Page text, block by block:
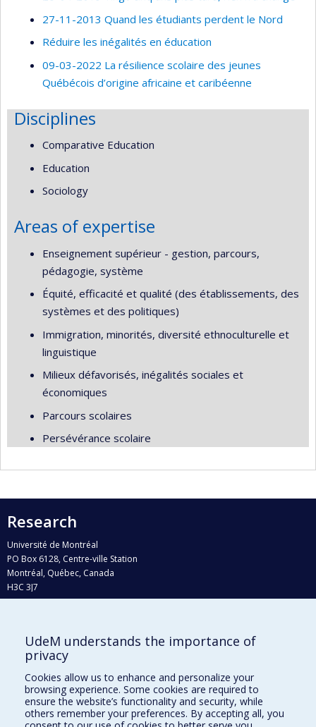
27-11-2013 Quand les étudiants perdent le Nord
Réduire les inégalités en éducation
09-03-2022 La résilience scolaire des jeunes
Québécois d’origine africaine et caribéenne
Disciplines
Comparative Education
Education
Sociology
Areas of expertise
Enseignement supérieur - gestion, parcours,
pédagogie, système
Équité, efficacité et qualité (des établissements, des
systèmes et des politiques)
Immigration, minorités, diversité ethnoculturelle et
linguistique
Milieux défavorisés, inégalités sociales et
économiques
Parcours scolaires
Persévérance scolaire
Research
Université de Montréal
PO Box 6128, Centre-ville Station
Montréal, Québec, Canada
H3C 3J7
Who does what?
Find us
Site map
Accessibility
UdeM understands the importance of
privacy
Cookies allow us to enhance and personalize your
browsing experience. Some cookies are required to
ensure the website’s functionality and security, while
others remember your preferences. By accepting all, you